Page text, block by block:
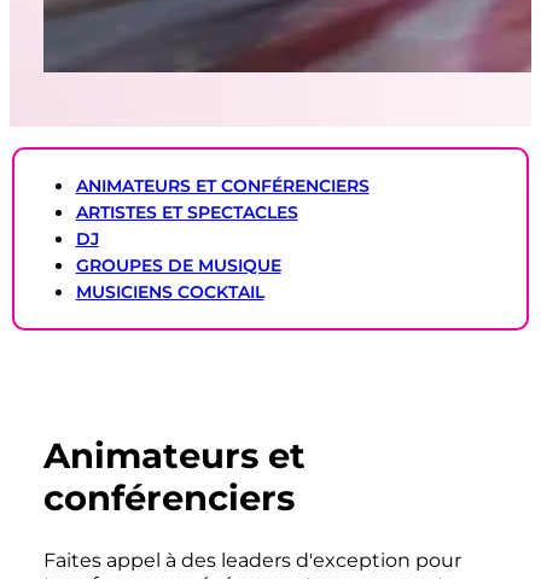
ANIMATEURS ET CONFÉRENCIERS
ARTISTES ET SPECTACLES
DJ
GROUPES DE MUSIQUE
MUSICIENS COCKTAIL
Animateurs et
conférenciers
Faites appel à des leaders d'exception pour